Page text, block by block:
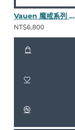
Vauen 魔戒系列 Modon S 長斗
NT$6,800